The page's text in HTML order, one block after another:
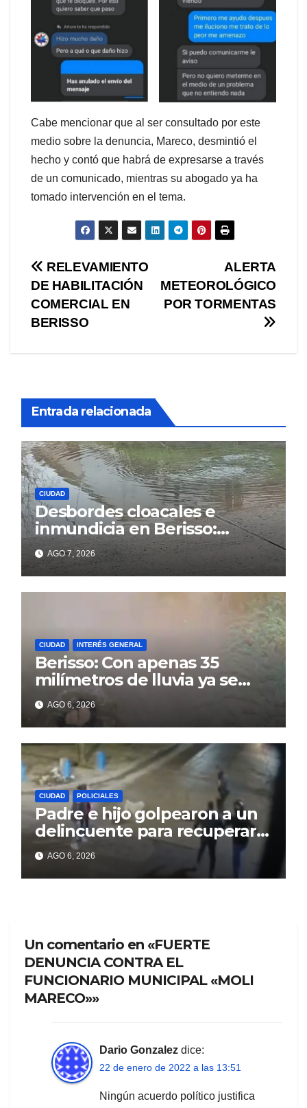
Cabe mencionar que al ser consultado por este
medio sobre la denuncia, Mareco, desmintió el
hecho y contó que habrá de expresarse a través
de un comunicado, mientras su abogado ya ha
tomado intervención en el tema.
Navegación
de
entradas
ALERTA
METEOROLÓGICO
POR TORMENTAS
RELEVAMIENTO
DE HABILITACIÓN
COMERCIAL EN
BERISSO
Entrada relacionada
CIUDAD
Desbordes cloacales e
inmundicia en Berisso:
colapso de la red en la calle
14AGO 7, 2026
CIUDAD INTERÉS GENERAL
Berisso: Con apenas 35
milímetros de lluvia ya se
sienten los problemas
AGO 6, 2026
CIUDAD POLICIALES
Padre e hijo golpearon a un
delincuente para recuperar
un celular robado en Berisso
AGO 6, 2026
Un comentario en «FUERTE
DENUNCIA CONTRA EL
FUNCIONARIO MUNICIPAL «MOLI
MARECO»»
Dario Gonzalez dice:
22 de enero de 2022 a las 13:51
Ningún acuerdo político justifica